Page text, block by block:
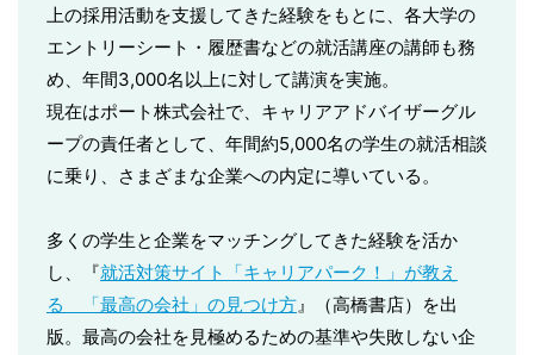
上の採用活動を支援してきた経験をもとに、各大学の
エントリーシート・履歴書などの就活講座の講師も務
め、年間3,000名以上に対して講演を実施。
現在はポート株式会社で、キャリアアドバイザーグル
ープの責任者として、年間約5,000名の学生の就活相談
に乗り、さまざまな企業への内定に導いている。
多くの学生と企業をマッチングしてきた経験を活か
し、『就活対策サイト「キャリアパーク！」が教え
る 「最高の会社」の見つけ方』（高橋書店）を出
版。最高の会社を見極めるための基準や失敗しない企